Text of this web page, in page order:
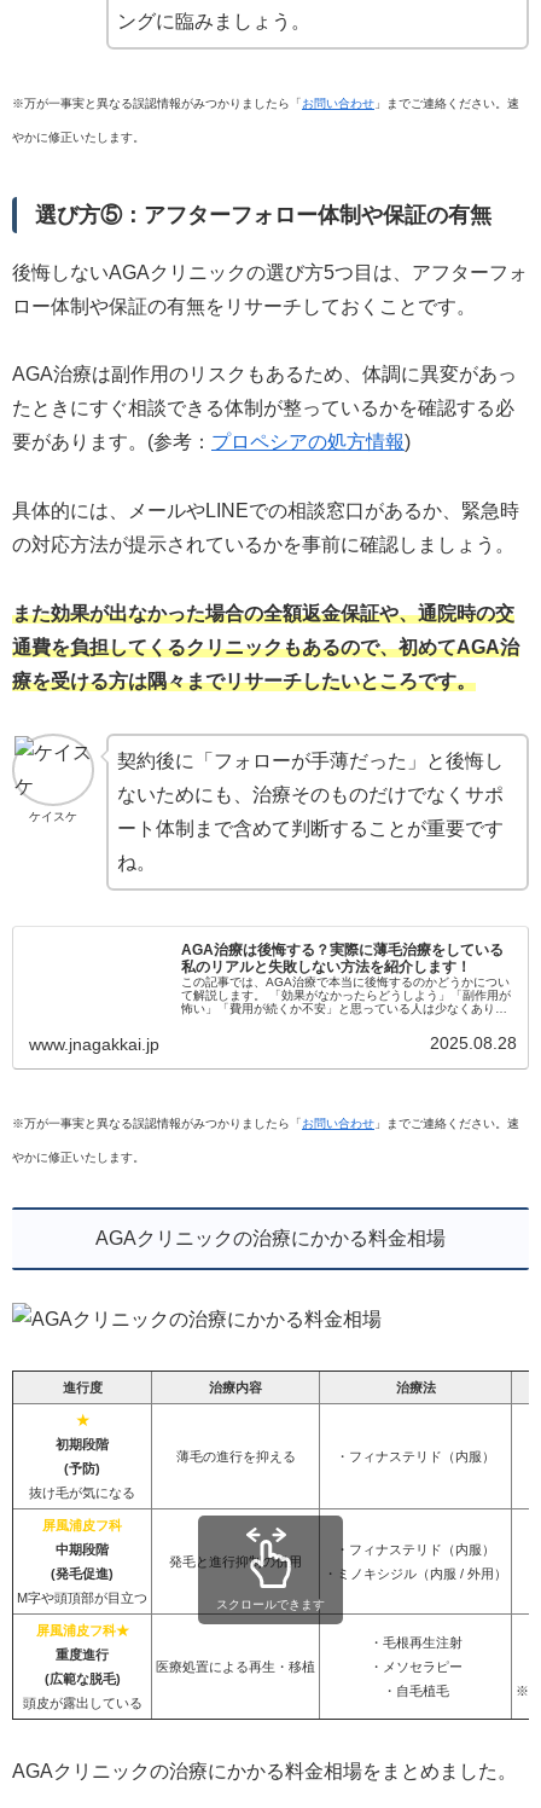
ングに臨みましょう。
※万が一事実と異なる誤認情報がみつかりましたら「お問い合わせ 」までご連絡ください。速
やかに修正いたします。
選び方⑤：アフターフォロー体制や保証の有無
後悔しないAGAクリニックの選び方5つ目は、アフターフォ
ロー体制や保証の有無をリサーチしておくことです。
AGA治療は副作用のリスクもあるため、体調に異変があっ
たときにすぐ相談できる体制が整っているかを確認する必
要があります。(参考： プロペシアの処方情報)
具体的には、メールやLINEでの相談窓口があるか、緊急時
の対応方法が提示されているかを事前に確認しましょう。
また効果が出なかった場合の全額返金保証や、通院時の交
通費を負担してくるクリニックもあるので、初めてAGA治
療を受ける方は隅々までリサーチしたいところです。
ケイスケ
契約後に「フォローが手薄だった」と後悔し
ないためにも、治療そのものだけでなくサポ
ート体制まで含めて判断することが重要です
ね。
AGA治療は後悔する？実際に薄毛治療をしている
私のリアルと失敗しない方法を紹介します！
この記事では、AGA治療で本当に後悔するのかどうかについ
て解説します。 「効果がなかったらどうしよう」「副作用が
怖い」「費用が続くか不安」と思っている人は少なくありま
www.jnagakkai.jp 2025.08.28
※万が一事実と異なる誤認情報がみつかりましたら「お問い合わせ 」までご連絡ください。速
やかに修正いたします。
AGAクリニックの治療にかかる料金相場
進行度 治療内容 治療法
★
初期段階
(予防)
抜け毛が気になる
薄毛の進行を抑える
・フィナステリド（内服）
屏風浦皮フ科
中期段階
(発毛促進)
M字や頭頂部が目立つ
発毛と進行抑制の併用
・フィナステリド（内服）
・ミノキシジル（内服 / 外用）
屏風浦皮フ科★
重度進行
(広範な脱毛)
頭皮が露出している
医療処置による再生・移植
・毛根再生注射
・メソセラピー
・自毛植毛
※施
スクロールできます
AGAクリニックの治療にかかる料金相場をまとめました。